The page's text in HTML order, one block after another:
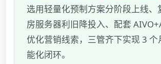
选用轻量化预制方案分阶段上线、
房服务器利旧降投入、配套
优化营销线索，三管齐下实现 3 个
能化闭环。